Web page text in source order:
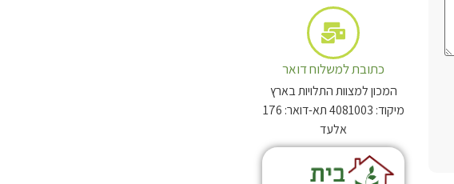
כתובת למשלוח דואר
המכון למצוות התלויות בארץ
מיקוד: 4081003 תא-דואר: 176
אלעד